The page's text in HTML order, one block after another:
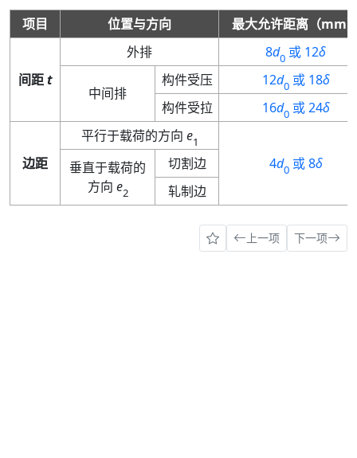
项目 位置与方向 最大允许距离（mm
间距t
外排 8d0 或 12δ
中间排
构件受压 12d0或 18δ
构件受拉
16d0或 24δ
边距
平行于载荷的方向 e1
4d0或 8δ
垂直于载荷的
方向 e2
切割边
轧制边
上一项 下一项